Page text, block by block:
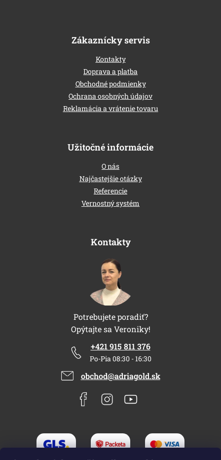
Zákaznícky servis
Kontakty
Doprava a platba
Obchodné podmienky
Ochrana osobných údajov
Reklamácia a vrátenie tovaru
Užitočné informácie
O nás
Najčastejšie otázky
Referencie
Vernostný systém
Kontakty
Potrebujete poradiť?
Opýtajte sa Veroniky!
+421 915 811 376
Po-Pia 08:30 - 16:30
obchod@adriagold.sk